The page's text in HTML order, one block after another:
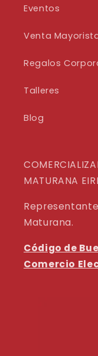
Eventos
Venta
Regalos
Talleres
Blog
MATURANA
Maturana.
Código de
Comercio